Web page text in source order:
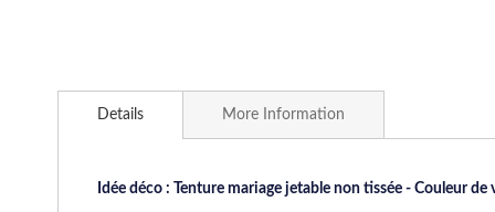
Details
Idée déco : Tenture mariage jetable non tissée - Couleur
More Information